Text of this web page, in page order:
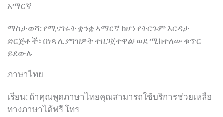
አማርኛ
ማስታወሻ: የሚናገሩት ቋንቋ ኣማርኛ ከሆነ የትርጉም እርዳታ
ድርጅቶች፣ በነጻ ሊያግዝዎት ተዘጋጀተዋል፡ ወደ ሚከተለው ቁጥር
ይደውሉ
ภาษาไทย
เรียน: ถ้าคุณพูดภาษาไทยคุณสามารถใช้บริการช่วยเหลือ
ทางภาษาได้ฟรี โทร